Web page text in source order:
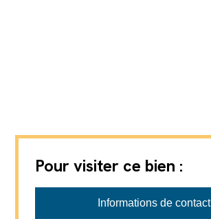
Pour visiter ce bien :
Informations de contact